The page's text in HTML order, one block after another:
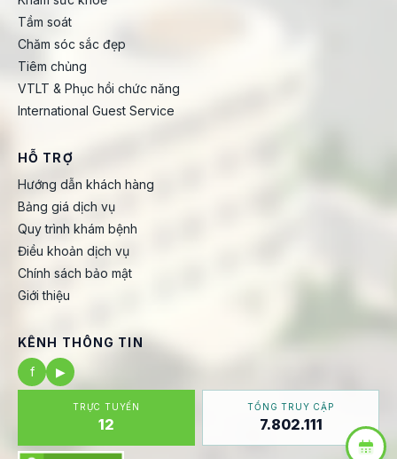
Tầm soát
Chăm sóc sắc đẹp
Tiêm chủng
VTLT & Phục hồi chức năng
International Guest Service
HỖ TRỢ
Hướng dẫn khách hàng
Bảng giá dịch vụ
Quy trình khám bệnh
Điều khoản dịch vụ
Chính sách bảo mật
Giới thiệu
KÊNH THÔNG TIN
f
▶
TRỰC TUYẾN
12
TỔNG TRUY CẬP
7.802.111